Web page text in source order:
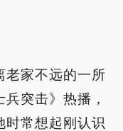
老家不远的一所
突击》热播，
时常想起刚认识